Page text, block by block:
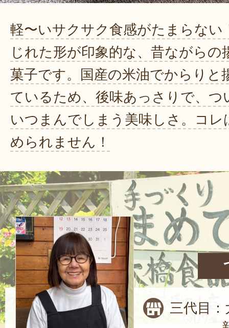
軽〜いサクサク食感がたまらない
じれた形が印象的な、昔ながらの
菓子です。国産の米油でからりと
ているため、後味あっさりで、つ
いつまんでしまう美味しさ。コレ
められません！
三代目